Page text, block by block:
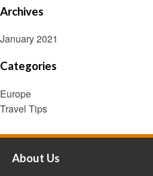
Archives
January 2021
Categories
Europe
Travel Tips
About Us